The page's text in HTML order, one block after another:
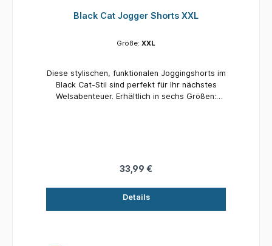
Black Cat Jogger Shorts XXL
Größe: XXL
Diese stylischen, funktionalen Joggingshorts im
Black Cat-Stil sind perfekt für Ihr nächstes
Welsabenteuer. Erhältlich in sechs Größen:
33,99 €
Details